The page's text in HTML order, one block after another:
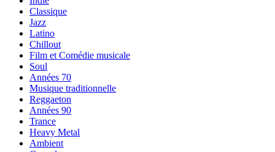
Classique
Jazz
Latino
Chillout
Film et Comédie musicale
Soul
Années 70
Musique traditionnelle
Reggaeton
Années 90
Trance
Heavy Metal
Ambient